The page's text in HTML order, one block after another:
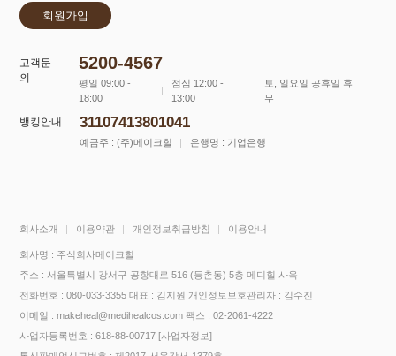
회원가입
고객문
의
5200-4567
평일 09:00 -
18:00
점심 12:00 -
13:00
토, 일요일 공휴일 휴
무
뱅킹안내 31107413801041
예금주 : (주)메이크힐 은행명 : 기업은행
회사소개 이용약관 개인정보취급방침 이용안내
회사명 : 주식회사메이크힐
주소 : 서울특별시 강서구 공항대로 516 (등촌동) 5층 메디힐 사옥
전화번호 : 080-033-3355 대표 : 김지원 개인정보보호관리자 : 김수진
이메일 : makeheal@medihealcos.com 팩스 : 02-2061-4222
사업자등록번호 : 618-88-00717 [사업자정보]